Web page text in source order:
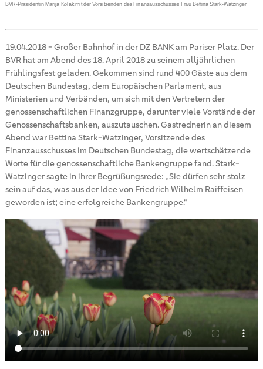
BVR-Präsidentin Marija Kolak mit der Vorsitzenden des Finanzausschusses Frau Bettina Stark-Watzinger
19.04.2018- Großer Bahnhof in der DZ BANK am Pariser Platz. Der
BVR hat am Abend des 18. April 2018 zu seinem alljährlichen
Frühlingsfest geladen. Gekommen sind rund 400 Gäste aus dem
Deutschen Bundestag, dem Europäischen Parlament, aus
Ministerien und Verbänden, um sich mit den Vertretern der
genossenschaftlichen Finanzgruppe, darunter viele Vorstände der
Genossenschaftsbanken, auszutauschen. Gastrednerin an diesem
Abend war Bettina Stark-Watzinger, Vorsitzende des
Finanzausschusses im Deutschen Bundestag, die wertschätzende
Worte für die genossenschaftliche Bankengruppe fand. Stark-
Watzinger sagte in ihrer Begrüßungsrede: „Sie dürfen sehr stolz
sein auf das, was aus der Idee von Friedrich Wilhelm Raiffeisen
geworden ist; eine erfolgreiche Bankengruppe.“